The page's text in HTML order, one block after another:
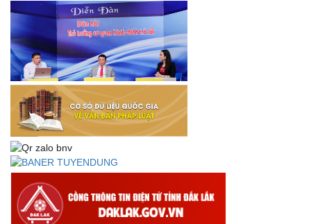
Thông báo về việc tải biểu mẫu báo cáo kết quả 06 năm
thực hiện Nghị quyết số 18-NQ/TW và Nghị quyết số 19-
NQ/TW
Thư chúc mừng của Bộ trưởng Bộ Nội vụ nhân dịp kỷ
niệm 78 năm Ngày thành lập Bộ Nội vụ, Ngày truyền
thống ngành Tổ chức nhà nước (28/8/1945-28/8/2023)
Thông báo về việc đăng tải Bộ câu hỏi và gợi ý trả lời Hội
thi dân vận khéo năm 2023